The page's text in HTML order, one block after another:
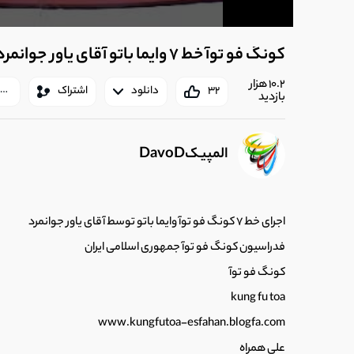
کونگ فو توآ خط 7 وایما باتو آقای یاور جوانمرد - فدراسیون کونگ فو توآ
32 دانلود اشتراک 10.2 هزار
بازدید
المپیکDavoD
اجرای خط 7 کونگ فو توآ وایما باتو توسط آقای یاور جوانمرد
فدراسیون کونگ فو توآ جمهوری اسلامی ایران
کونگ فو توآ
kung fu toa
www.kungfutoa-esfahan.blogfa.com
علی همراه